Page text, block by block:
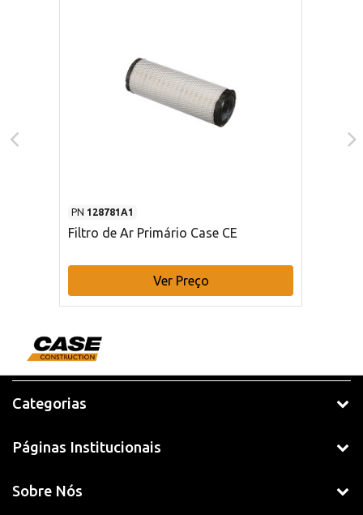
PN 128781A1
Filtro de Ar Primário Case CE
Ver Preço
Categorias
Páginas Institucionais
Sobre Nós